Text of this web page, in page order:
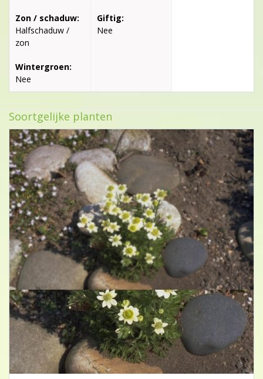
Zon / schaduw:
Halfschaduw /
zon
Wintergroen:
Nee
Giftig:
Nee
Soortgelijke planten